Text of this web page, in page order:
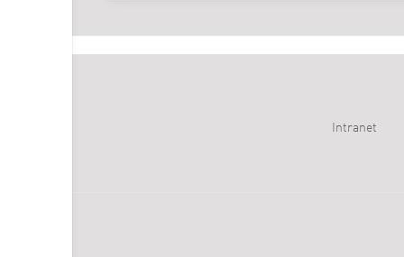
Intranet